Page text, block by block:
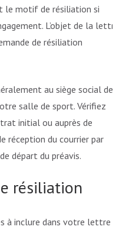
le motif de résiliation si
L’objet de la lettre
de résiliation
au siège social de
salle de sport. Vérifiez
initial ou auprès de
réception du courrier par
départ du préavis.
résiliation
à inclure dans votre lettre :